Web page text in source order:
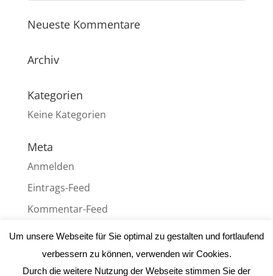
Neueste Kommentare
Archiv
Kategorien
Keine Kategorien
Meta
Anmelden
Eintrags-Feed
Kommentar-Feed
WordPress.org
Um unsere Webseite für Sie optimal zu gestalten und fortlaufend
verbessern zu können, verwenden wir Cookies.
Durch die weitere Nutzung der Webseite stimmen Sie der